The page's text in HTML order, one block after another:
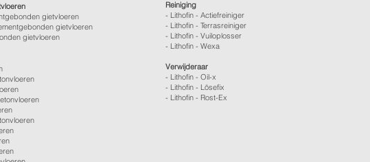
gietvloeren
gietvloeren
gietvloeren
Reiniging
- Lithofin - Actiefreiniger
- Lithofin - Terrasreiniger
- Lithofin - Vuiloplosser
- Lithofin - Wexa
Verwijderaar
- Lithofin - Oil-x
- Lithofin - Lösefix
- Lithofin - Rost-Ex